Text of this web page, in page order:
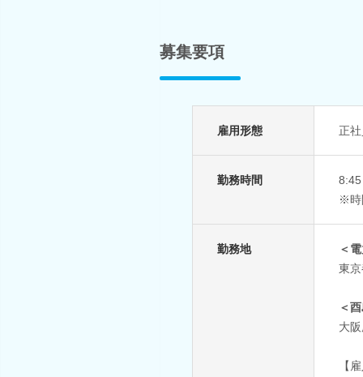
募集要項
雇用形態 正
勤務時間
※時
勤務地
＜
東
＜
大
【